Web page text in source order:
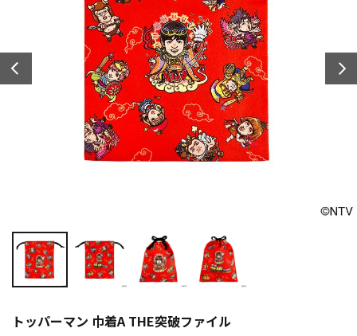
トッパーマン 巾着A THE突破ファイル